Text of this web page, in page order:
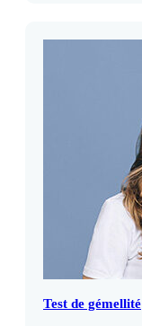
Test de gémellité